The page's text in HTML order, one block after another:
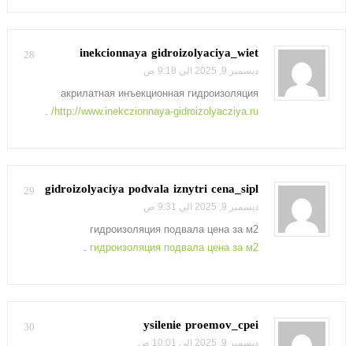
28 inekcionnaya gidroizolyaciya_wiet
ديسمبر 9, 2025 الي 9:18 ص
акрилатная инъекционная гидроизоляция
http://www.inekczionnaya-gidroizolyacziya.ru/
.
29 gidroizolyaciya podvala iznytri cena_sipl
ديسمبر 9, 2025 الي 9:31 ص
гидроизоляция подвала цена за м2
гидроизоляция подвала цена за м2
.
30 ysilenie proemov_cpei
ديسمبر 9, 2025 الي 10:01 ص